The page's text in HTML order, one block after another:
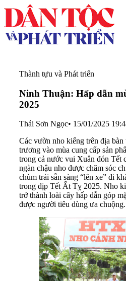
Thành tựu và Phát triển
Ninh Thuận: Hấp dẫn
2025
Thái Sơn Ngọc• 15/01/2025
Các vườn nho kiểng trên địa
trương vào mùa cung cấp sản
trong cả nước vui Xuân đón Tết
ngàn chậu nho được chăm sóc
chùm trái sẵn sàng “lên xe” đi
trong dịp Tết Ất Tỵ 2025. Nho
trở thành loài cây hấp dẫn góp
được người tiêu dùng ưa chuộng.